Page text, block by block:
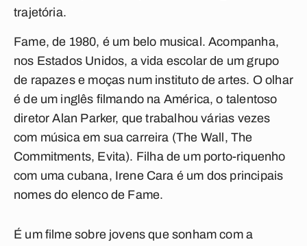
trajetória.
Fame, de 1980, é um belo musical. Acompanha,
nos Estados Unidos, a vida escolar de um grupo
de rapazes e moças num instituto de artes. O olhar
é de um inglês filmando na América, o talentoso
diretor Alan Parker, que trabalhou várias vezes
com música em sua carreira (The Wall , The
Commitments, Evita). Filha de um porto-riquenho
com uma cubana, Irene Cara é um dos principais
nomes do elenco de Fame.
É um filme sobre jovens que sonham com a